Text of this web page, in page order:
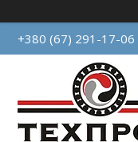
+380 (67) 291-17-06